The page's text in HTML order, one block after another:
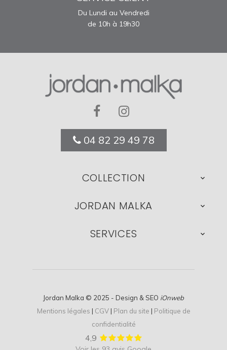
Du Lundi au Vendredi
de 10h à 19h30
04 82 29 49 78
COLLECTION 
JORDAN MALKA 
SERVICES 
Jordan Malka © 2025 - Design & SEO iOnweb
Mentions légales | CGV| Plan du site | Politique de
confidentialité
4,9